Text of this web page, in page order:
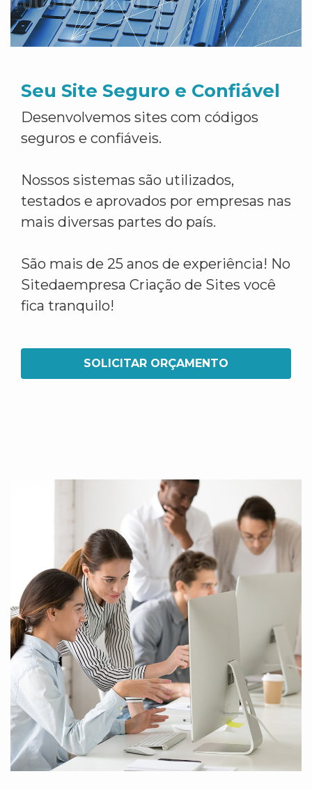
Seu Site Seguro e Confiável
Desenvolvemos sites com códigos
seguros e confiáveis.
Nossos sistemas são utilizados,
testados e aprovados por empresas nas
mais diversas partes do país.
São mais de 25 anos de experiência! No
Sitedaempresa Criação de Sites você
fica tranquilo!
SOLICITAR ORÇAMENTO